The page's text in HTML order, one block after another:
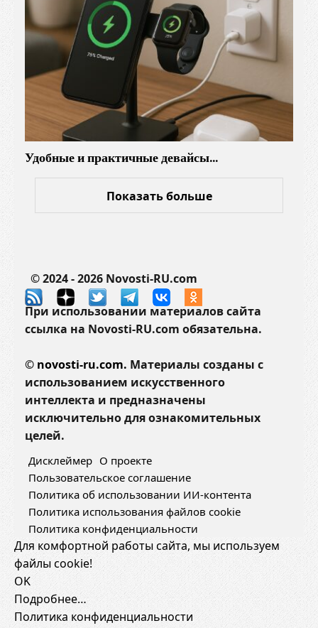
Удобные и практичные девайсы…
Показать больше
© 2024 - 2026 Novosti-RU.com
При использовании материалов сайта
ссылка на Novosti-RU.com обязательна.
© novosti-ru.com. Материалы созданы с
использованием искусственного
интеллекта и предназначены
исключительно для ознакомительных
целей.
Дисклеймер О проекте
Пользовательское соглашение
Политика об использовании ИИ-контента
Политика использования файлов cookie
Политика конфиденциальности
Для комфортной работы сайта, мы используем
файлы cookie!
OK
Подробнее…
Политика конфиденциальности